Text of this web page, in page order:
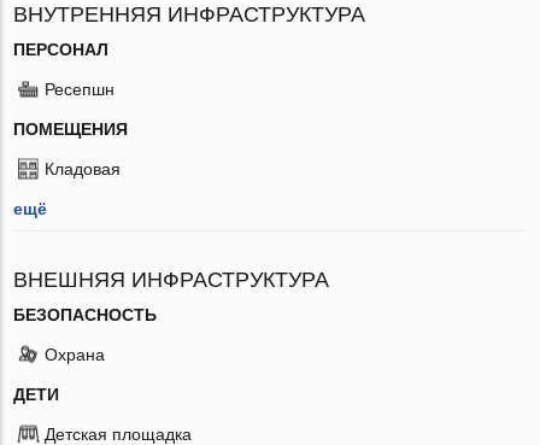
ВНУТРЕННЯЯ ИНФРАСТРУКТУРА
ПЕРСОНАЛ
Ресепшн
ПОМЕЩЕНИЯ
Кладовая
ещё
ВНЕШНЯЯ ИНФРАСТРУКТУРА
БЕЗОПАСНОСТЬ
Охрана
ДЕТИ
Детская площадка